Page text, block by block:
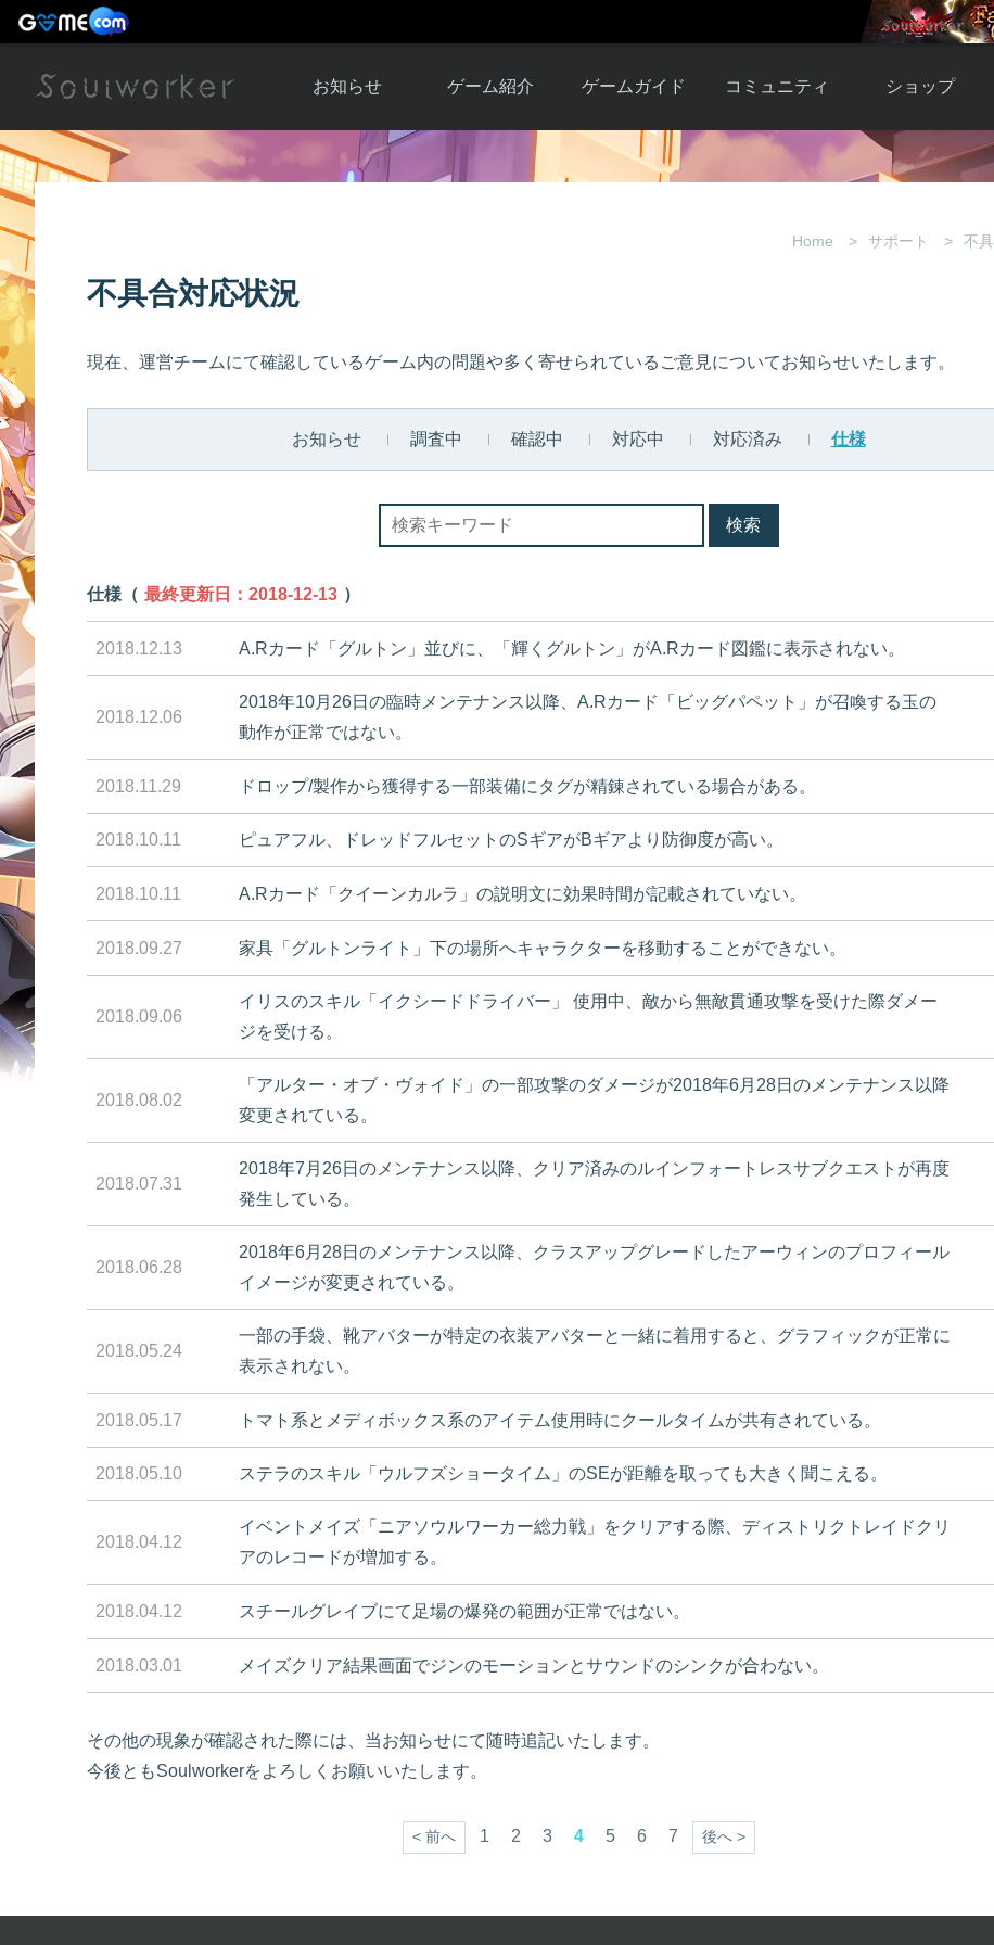
お知らせ
お知らせ一覧
ゲーム紹介
ソウルワーカー
アップデート履
ゲームガイド
ガイド総合もく
コミュニティ
自由掲示板
画像掲示板
ショップ
Y.Pの購入
アイテムカタロ
Home サポート 不
不具合対応状況
現在、運営チームにて確認しているゲーム内の問題や多く寄せられているご意見についてお知らせいたします。
お知らせ 調査中 確認中 対応中 対応済み 仕様
仕様（ 最終更新日：2018-12-13 ）
2018.12.13 A.Rカード「グルトン」並びに、「輝くグルトン」がA.Rカード図鑑に表示されない。
2018.12.06
2018年10月26日の臨時メンテナンス以降、A.Rカード「ビッグパペット」が召喚する玉の
動作が正常ではない。
2018.11.29 ドロップ/製作から獲得する一部装備にタグが精錬されている場合がある。
2018.10.11 ピュアフル、ドレッドフルセットのSギアがBギアより防御度が高い。
2018.10.11 A.Rカード「クイーンカルラ」の説明文に効果時間が記載されていない。
2018.09.27 家具「グルトンライト」下の場所へキャラクターを移動することができない。
2018.09.06
イリスのスキル「イクシードドライバー」 使用中、敵から無敵貫通攻撃を受けた際ダメー
ジを受ける。
2018.08.02
「アルター・オブ・ヴォイド」の一部攻撃のダメージが2018年6月28日のメンテナンス以降
変更されている。
2018.07.31
2018年7月26日のメンテナンス以降、クリア済みのルインフォートレスサブクエストが再度
発生している。
2018.06.28
2018年6月28日のメンテナンス以降、クラスアップグレードしたアーウィンのプロフィール
イメージが変更されている。
2018.05.24
一部の手袋、靴アバターが特定の衣装アバターと一緒に着用すると、グラフィックが正常に
表示されない。
2018.05.17 トマト系とメディボックス系のアイテム使用時にクールタイムが共有されている。
2018.05.10 ステラのスキル「ウルフズショータイム」のSEが距離を取っても大きく聞こえる。
2018.04.12
イベントメイズ「ニアソウルワーカー総力戦」をクリアする際、ディストリクトレイドクリ
アのレコードが増加する。
2018.04.12 スチールグレイブにて足場の爆発の範囲が正常ではない。
2018.03.01 メイズクリア結果画面でジンのモーションとサウンドのシンクが合わない。
その他の現象が確認された際には、当お知らせにて随時追記いたします。
今後ともSoulworkerをよろしくお願いいたします。
< 前へ 1 2 3 4 5 6 7 後へ >